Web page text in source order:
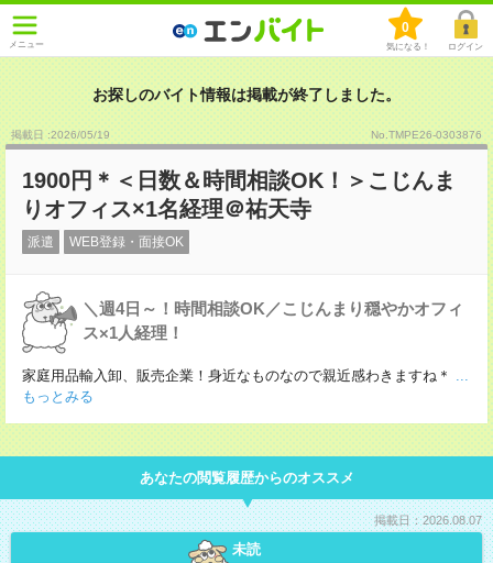
メニュー
0
気になる！ ログイン
お探しのバイト情報は掲載が終了しました。
掲載日 :2026/05/19 No.TMPE26-0303876
1900円＊＜日数＆時間相談OK！＞こじんま
りオフィス×1名経理＠祐天寺
派遣 WEB登録・面接OK
＼週4日～！時間相談OK／こじんまり穏やかオフィ
ス×1人経理！
家庭用品輸入卸、販売企業！身近なものなので親近感わきますね＊ ...
もっとみる
あなたの閲覧履歴からのオススメ
掲載日：2026.08.07
未読